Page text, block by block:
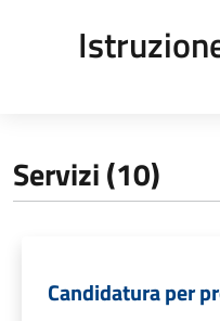
Servizi (10)
Candidatura per